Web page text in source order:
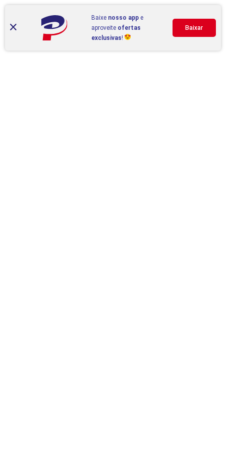
Baixe nosso app e
aproveite ofertas
exclusivas!
Baixar